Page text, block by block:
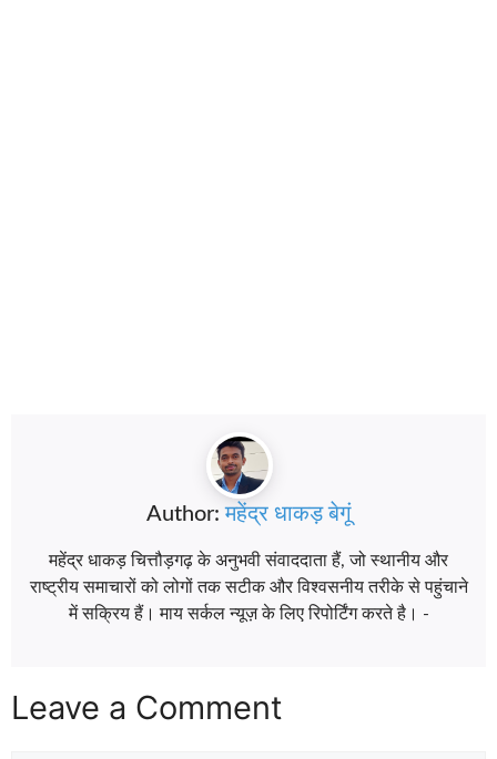
Author:महेंद्र धाकड़ बेगूं
महेंद्र धाकड़ चित्तौड़गढ़ के अनुभवी संवाददाता हैं, जो स्थानीय और
राष्ट्रीय समाचारों को लोगों तक सटीक और विश्वसनीय तरीके से पहुंचाने
में सक्रिय हैं। माय सर्कल न्यूज़ के लिए रिपोर्टिंग करते है। -
Leave a Comment